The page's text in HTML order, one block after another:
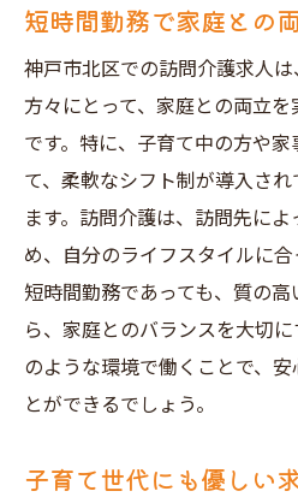
短時間勤務で家庭との
神戸市北区での訪問介護求人
方々にとって、家庭との両立
です。特に、子育て中の方や
て、柔軟なシフト制が導入さ
ます。訪問介護は、訪問先に
め、自分のライフスタイルに合
短時間勤務であっても、質の
ら、家庭とのバランスを大切
のような環境で働くことで、
とができるでしょう。
子育て世代にも優しい